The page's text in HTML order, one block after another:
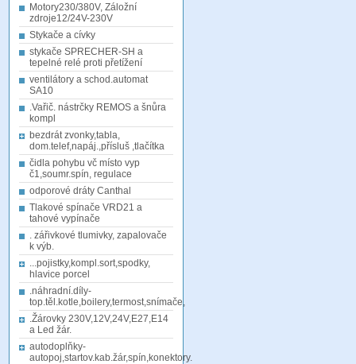
Motory230/380V, Záložní
zdroje12/24V-230V
Stykače a cívky
stykače SPRECHER-SH a
tepelné relé proti přetížení
ventilátory a schod.automat
SA10
.Vařič. nástrčky REMOS a šnůra
kompl
bezdrát zvonky,tabla,
dom.telef,napáj.,přísluš ,tlačítka
čidla pohybu vč místo vyp
č1,soumr.spín, regulace
odporové dráty Canthal
Tlakové spínače VRD21 a
tahové vypínače
. zářivkové tlumivky, zapalovače
k výb.
...pojistky,kompl.sort,spodky,
hlavice porcel
.náhradní.díly-
top.těl.kotle,boilery,termost,snímače,
.Žárovky 230V,12V,24V,E27,E14
a Led žár.
autodoplňky-
autopoj,startov.kab.žár,spín,konektory.